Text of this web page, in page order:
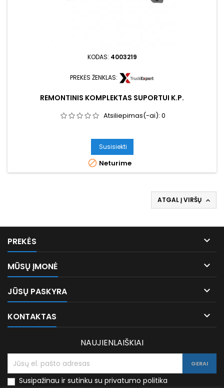
KODAS: 4003219
PREKĖS ŽENKLAS:
REMONTINIS KOMPLEKTAS SUPORTUI K.P.
Atsiliepimas(-ai): 0
Susisiekti
 Neturime
ATGAL Į VIRŠŲ 
PREKĖS 
MŪSŲ ĮMONĖ 
JŪSŲ PASKYRA 
KONTAKTAS 
NAUJIENLAIŠKIAI
Susipažinau ir sutinku su privatumo politika